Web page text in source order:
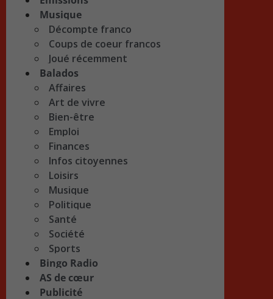
Musique
Décompte franco
Coups de coeur francos
Joué récemment
Balados
Affaires
Art de vivre
Bien-être
Emploi
Finances
Infos citoyennes
Loisirs
Musique
Politique
Santé
Société
Sports
Bingo Radio
AS de cœur
Publicité